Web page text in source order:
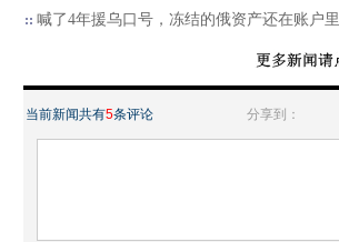
喊了4年援乌口号，冻结的俄资产还在账户里
当前新闻共有5条评论 分享到：